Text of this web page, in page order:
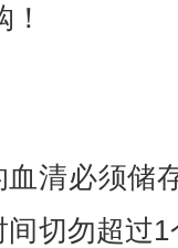
血清必须
切勿超过